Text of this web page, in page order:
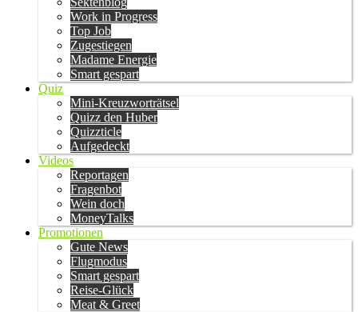
Work in Progress
Top Job
Zugestiegen
Madame Energie
Smart gespart
Quiz
Mini-Kreuzworträtsel
Quizz den Huber
Quizzticle
Aufgedeckt
Videos
Reportagen
Fragenbot
Wein doch
MoneyTalks
Promotionen
Gute News
Flugmodus
Smart gespart
Reise-Glück
Meat & Greet